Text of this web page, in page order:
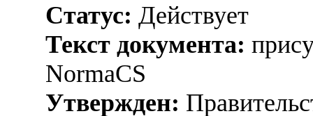
Статус: Действует
Текст документа:
NormaCS
Утвержден: